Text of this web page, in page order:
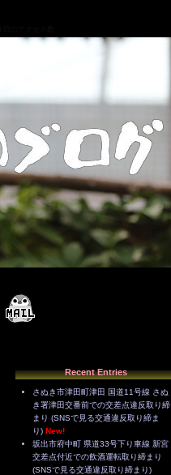
Recent Entries
さぬき市津田町津田 国道11号線 さぬ
き署津田交番前での交差点違反取り締
まり (SNSで見る交通違反取り締ま
り) New!
坂出市府中町 県道33号下り車線 新宮
交差点付近での飲酒運転取り締まり
(SNSで見る交通違反取り締まり)